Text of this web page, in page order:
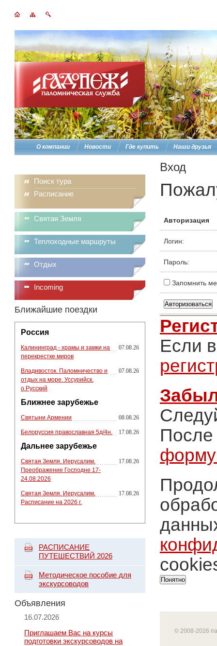
О компании Новости Где купить Наши друзья
Поиск тура
Расписание
Святая Земля
Теплоходные маршруты
Отдых
Incoming
Ближайшие поездки
Россия
Калининград - храмы и замки на
перекрестке миров
07.08.26
Владивосток. Паломничество и
отдых на море. Уссурийск.
о.Русский
07.08.26
Ближнее зарубежье
Святыни Армении 08.08.26
Белоруссия православная 5д/4н. 17.08.26
Дальнее зарубежье
Святая Земля. Иерусалим.
Преображение Господне 17-
24.08.2026
17.08.26
Святая Земля. Иерусалим.
Расписание на 2026 г.
17.08.26
РАСПИСАНИЕ
ПУТЕШЕСТВИЙ 2026
Методическое пособие для
экскурсоводов
Объявления
16.07.2026
Приглашаем Вас на курсы
подготовки экскурсоводов на
Вход
Авторизация
Логин:
Пароль:
Запомнить
Если
После
Понятно
© 2008-2026